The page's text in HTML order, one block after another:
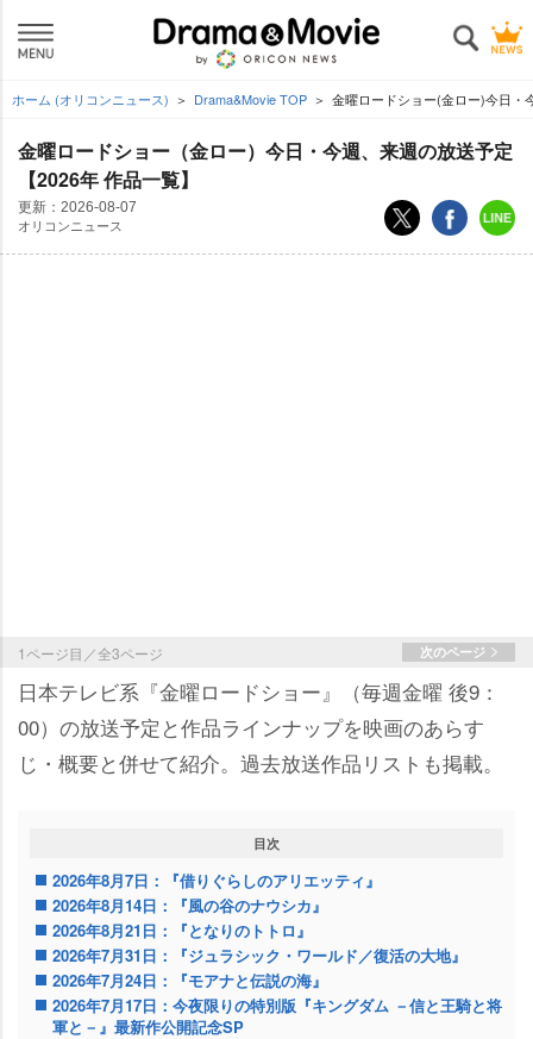
ホーム (オリコンニュース) Drama&Movie TOP 金曜ロードショー(金ロー)今日・
金曜ロードショー（金ロー）今日・今週、来週の放送予定
【2026年 作品一覧】
更新： 2026-08-07
オリコンニュース
1ページ目／全3ページ 次のページ
日本テレビ系『金曜ロードショー』（毎週金曜 後9：
00）の放送予定と作品ラインナップを映画のあらす
じ・概要と併せて紹介。過去放送作品リストも掲載。
目次
2026年8月7日：『借りぐらしのアリエッティ』
2026年8月14日：『風の谷のナウシカ』
2026年8月21日：『となりのトトロ』
2026年7月31日：『ジュラシック・ワールド／復活の大地』
2026年7月24日：『モアナと伝説の海』
2026年7月17日：今夜限りの特別版『キングダム －信と王騎と将
軍と－』最新作公開記念SP